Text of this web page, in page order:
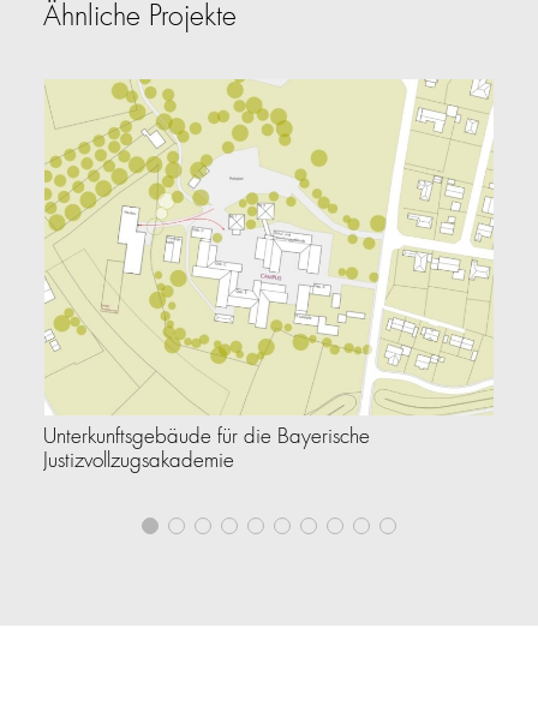
Ähnliche Projekte
Unterkunftsgebäude für die Bayerische
Justizvollzugsakademie